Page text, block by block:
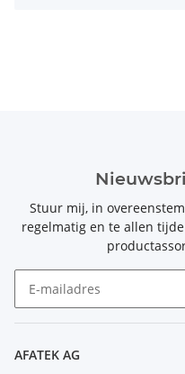
Stuur mij, in
regelmatig en te allen
AFATEK AG